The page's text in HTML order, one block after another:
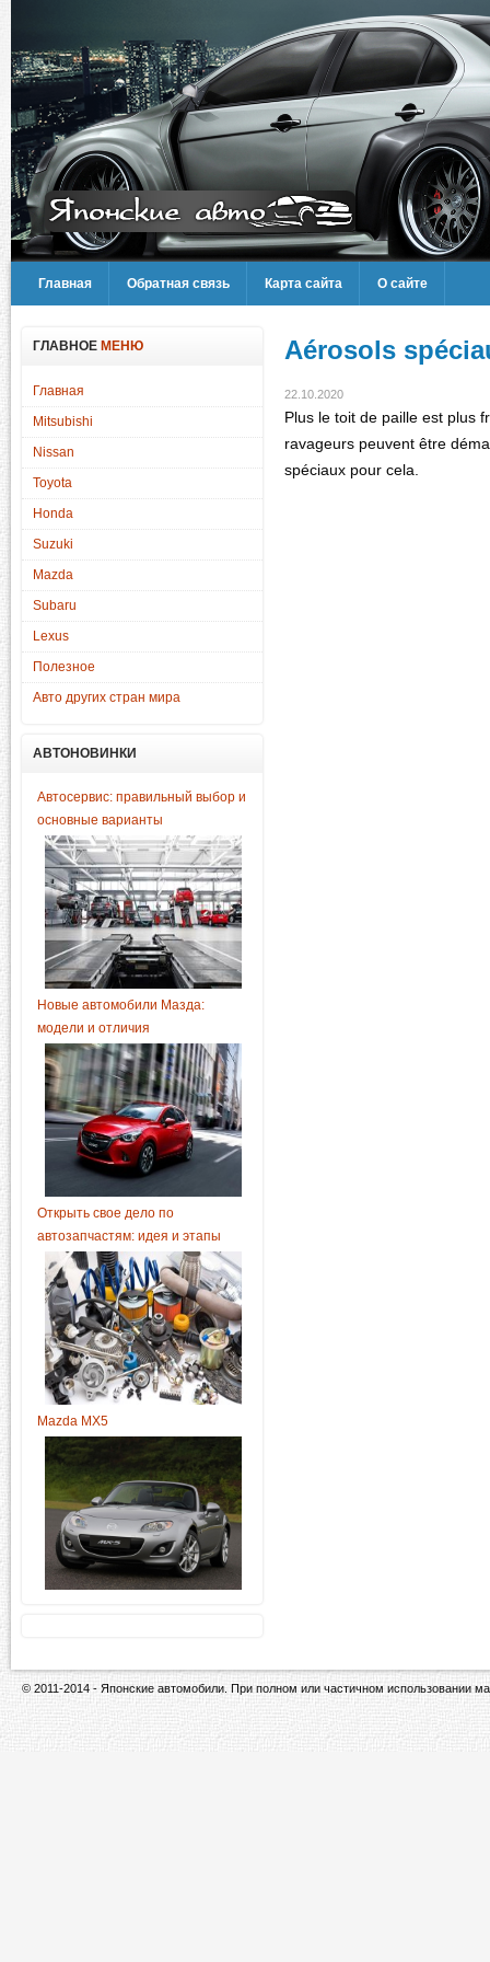
Главная Обратная связь Карта сайта О сайте
ГЛАВНОЕ МЕНЮ
Главная
Mitsubishi
Nissan
Toyota
Honda
Suzuki
Mazda
Subaru
Lexus
Полезное
Авто других стран мира
АВТОНОВИНКИ
Автосервис: правильный выбор и
основные варианты
Новые автомобили Мазда:
модели и отличия
Открыть свое дело по
автозапчастям: идея и этапы
Mazda MX5
Aérosols
22.10.2020
Plus le toit de paille est plus
ravageurs peuvent être
spéciaux pour cela.
© 2011-2014 - Японские автомобили. При полном или частичном использовании